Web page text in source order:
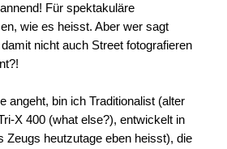
Für spektakuläre
wie es heisst. Aber wer sagt
nicht auch Street fotografieren
angeht, bin ich Traditionalist (alter
X 400 (what else?), entwickelt in
Zeugs heutzutage eben heisst), die